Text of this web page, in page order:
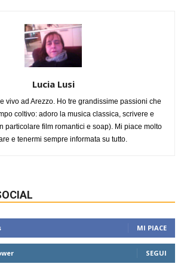
Lucia Lusi
vivo ad Arezzo. Ho tre grandissime passioni che
coltivo: adoro la musica classica, scrivere e
particolare film romantici e soap). Mi piace molto
e tenermi sempre informata su tutto.
MI PIACE
SEGUI